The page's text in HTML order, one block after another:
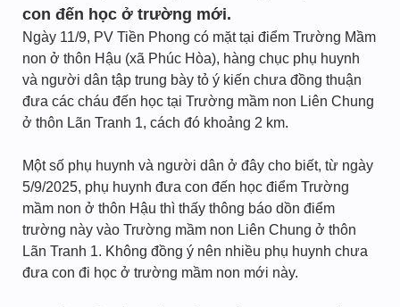
con đến học ở trường mới.
Ngày 11/9, PV Tiền Phong có mặt tại điểm Trường Mầm
non ở thôn Hậu (xã Phúc Hòa), hàng chục phụ huynh
và người dân tập trung bày tỏ ý kiến chưa đồng thuận
đưa các cháu đến học tại Trường mầm non Liên Chung
ở thôn Lãn Tranh 1, cách đó khoảng 2 km.
Một số phụ huynh và người dân ở đây cho biết, từ ngày
5/9/2025, phụ huynh đưa con đến học điểm Trường
mầm non ở thôn Hậu thì thấy thông báo dồn điểm
trường này vào Trường mầm non Liên Chung ở thôn
Lãn Tranh 1. Không đồng ý nên nhiều phụ huynh chưa
đưa con đi học ở trường mầm non mới này.